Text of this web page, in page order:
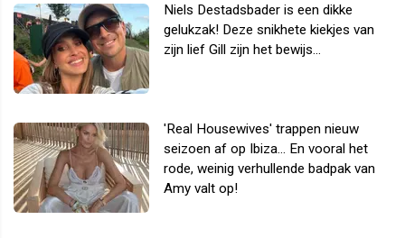
Niels Destadsbader is een dikke
gelukzak! Deze snikhete kiekjes van
zijn lief Gill zijn het bewijs...
'Real Housewives' trappen nieuw
seizoen af op Ibiza... En vooral het
rode, weinig verhullende badpak van
Amy valt op!